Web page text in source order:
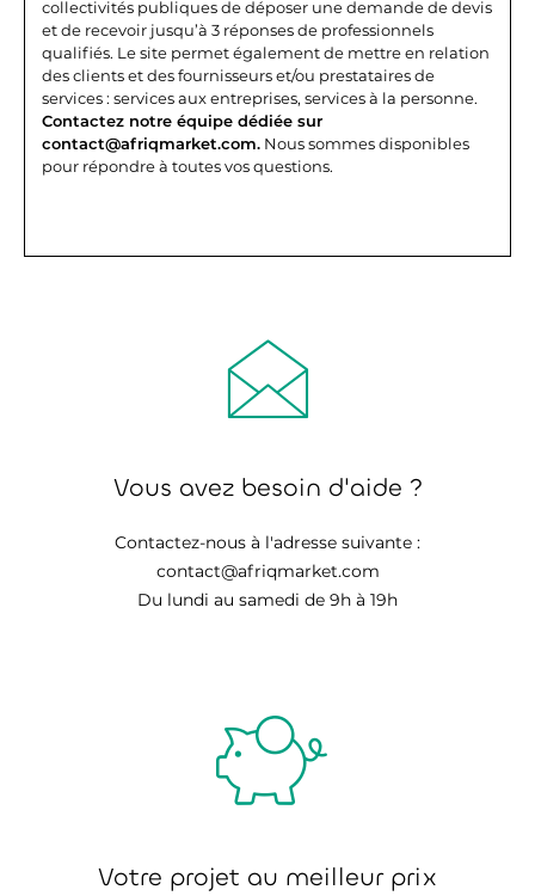
collectivités publiques de déposer une demande de devis
et de recevoir jusqu’à 3 réponses de professionnels
qualifiés. Le site permet également de mettre en relation
des clients et des fournisseurs et/ou prestataires de
services : services aux entreprises, services à la personne.
Contactez notre équipe dédiée sur
contact@afriqmarket.com. Nous sommes disponibles
pour répondre à toutes vos questions.
Vous avez besoin d'aide ?
Contactez-nous à l'adresse suivante :
contact@afriqmarket.com
Du lundi au samedi de 9h à 19h
Votre projet au meilleur prix